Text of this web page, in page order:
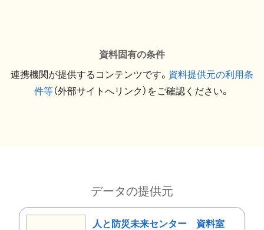
資料固有の条件
連携機関が提供するコンテンツです。 資料提供元の利用条
件等（外部サイトへリンク）をご確認ください。
データの提供元
人と防災未来センター 資料室